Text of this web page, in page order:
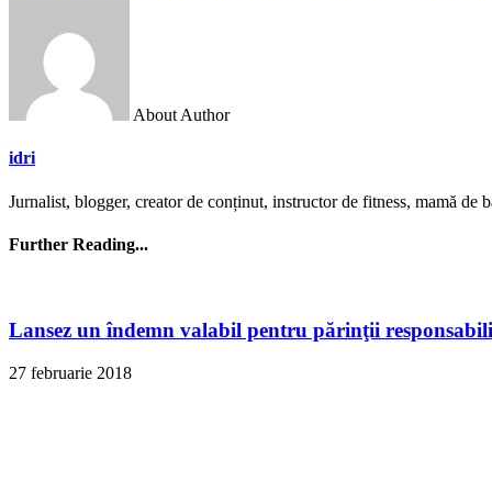
About Author
idri
Jurnalist, blogger, creator de conținut, instructor de fitness, mamă de
Further Reading...
Lansez un îndemn valabil pentru părinţii
27 februarie 2018